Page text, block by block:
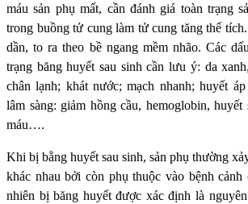
máu sản phụ mất, cần đánh giá toàn trạng
trong buồng tử cung làm tử cung tăng thể
dần, to ra theo bề ngang mềm nhão. Các
trạng băng huyết sau sinh cần lưu ý: da
chân lạnh; khát nước; mạch nhanh; huyết
lâm sàng: giảm hồng cầu, hemoglobin,
máu….
Khi bị bằng huyết sau sinh, sản phụ thường
khác nhau bởi còn phụ thuộc vào bệnh
nhiên bị băng huyết được xác định là